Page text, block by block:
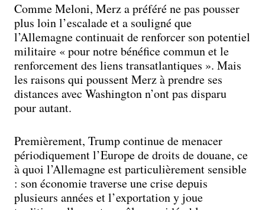
Comme Meloni, Merz a préféré ne pas pousser
plus loin l’escalade et a souligné que
l’Allemagne continuait de renforcer son potentiel
militaire « pour notre bénéfice commun et le
renforcement des liens transatlantiques ». Mais
les raisons qui poussent Merz à prendre ses
distances avec Washington n’ont pas disparu
pour autant.
Premièrement, Trump continue de menacer
périodiquement l’Europe de droits de douane, ce
à quoi l’Allemagne est particulièrement sensible
: son économie traverse une crise depuis
plusieurs années et l’exportation y joue